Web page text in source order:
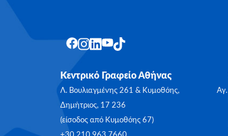
Κεντρικό Γραφείο Αθήνας
Λ. Βουλιαγμένης 261 & Κυμοθόης, Αγ.
Δημήτριος, 17 236
(είσοδος από Κυμοθόης 67)